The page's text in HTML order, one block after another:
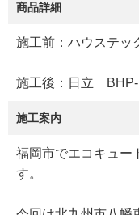
商品詳細
施工前：ハウステ
施工後：日立 BHP-
施工案内
福岡市でエコキュー
す。